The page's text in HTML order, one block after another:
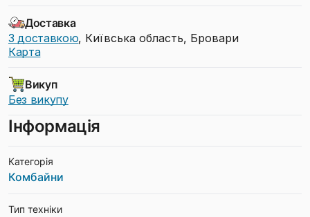
Доставка
З доставкою, Київська область, Бровари
Карта
Викуп
Без викупу
Інформація
Категорія
Комбайни
Тип техніки